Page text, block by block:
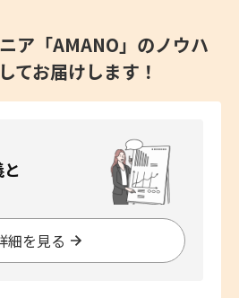
ア「AMANO」のノウハ
てお届けします！
細を見る